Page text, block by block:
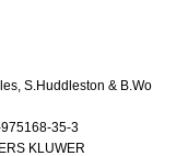
S.Huddleston & B.Wo
975168-35-3
KLUWER